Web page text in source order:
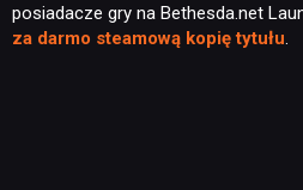
posiadacze gry na Bethesda.net
za darmo steamową kopię tytułu.